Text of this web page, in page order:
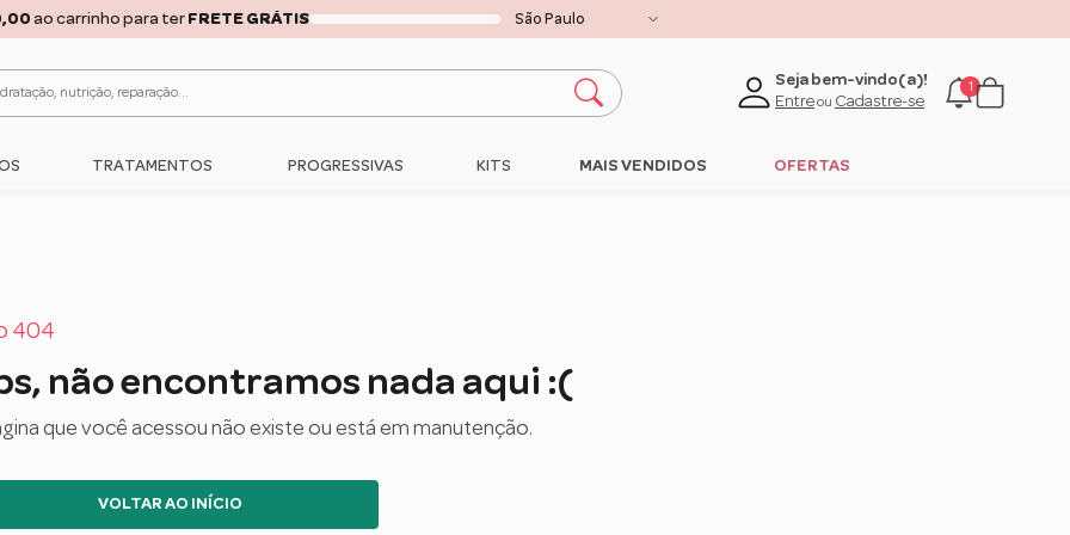
ao carrinho para ter FRETE GRÁTIS
Seja bem-vindo(a)!
Entreou Cadastre-se
1
TRATAMENTOS PROGRESSIVAS KITS MAIS VENDIDOS OFERTAS
404
não encontramos nada aqui :(
que você acessou não existe ou está em manutenção.
VOLTAR AO INÍCIO